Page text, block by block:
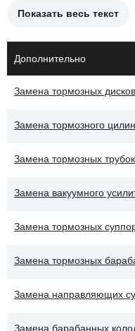
Причины необходимости
Появление скрипа
Проблемы с
будет обеспечивать
Показать весь текст
Дополнительно
Замена тормозных дисков
Замена тормозного
Замена тормозных
Замена вакуумного
Замена тормозных
Замена тормозных
Замена направляющих
Замена барабанных